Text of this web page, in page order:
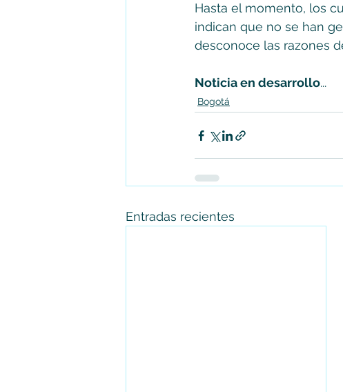
Hasta el momento, los
indican que no se han
desconoce las razones
Noticia en desarrollo...
Bogotá
Entradas recientes